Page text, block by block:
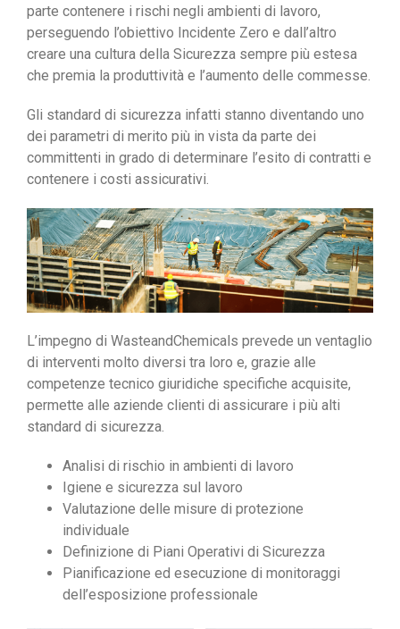
parte contenere i rischi negli ambienti di lavoro,
perseguendo l’obiettivo Incidente Zero e dall’altro
creare una cultura della Sicurezza sempre più estesa
che premia la produttività e l’aumento delle commesse.
Gli standard di sicurezza infatti stanno diventando uno
dei parametri di merito più in vista da parte dei
committenti in grado di determinare l’esito di contratti e
contenere i costi assicurativi.
L’impegno di WasteandChemicals prevede un ventaglio
di interventi molto diversi tra loro e, grazie alle
competenze tecnico giuridiche specifiche acquisite,
permette alle aziende clienti di assicurare i più alti
standard di sicurezza.
Analisi di rischio in ambienti di lavoro
Igiene e sicurezza sul lavoro
Valutazione delle misure di protezione
individuale
Definizione di Piani Operativi di Sicurezza
Pianificazione ed esecuzione di monitoraggi
dell’esposizione professionale